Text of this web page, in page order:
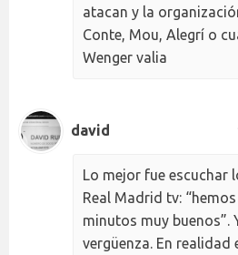
atacan y la
Conte, Mou, Alegrí o
Wenger valia
david
Lo mejor fue escuchar
Real Madrid tv:
minutos muy buenos”.
vergüenza. En realidad